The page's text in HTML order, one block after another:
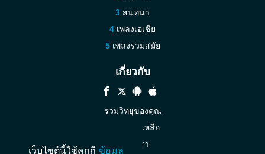
สนทนา
เพลงเอเชีย
เพลงร่วมสมัย
เกี่ยวกับ
รวมวิทยุของคุณ
ความช่วยเหลือ
ติดต่อเรา
เว็บไซต์นี้ใช้คุกกี ข้อมูล